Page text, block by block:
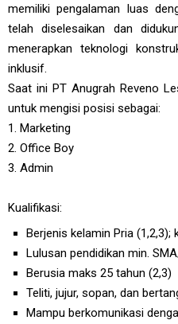
memiliki pengalaman luas
telah diselesaikan dan
menerapkan teknologi
inklusif.
Saat ini PT Anugrah Reveno
untuk mengisi posisi sebagai:
1. Marketing
2. Office Boy
3. Admin
Kualifikasi:
Berjenis kelamin Pria (1,2,3);
Lulusan pendidikan min.
Berusia maks 25 tahun (2,3)
Teliti, jujur, sopan, dan
Mampu berkomunikasi